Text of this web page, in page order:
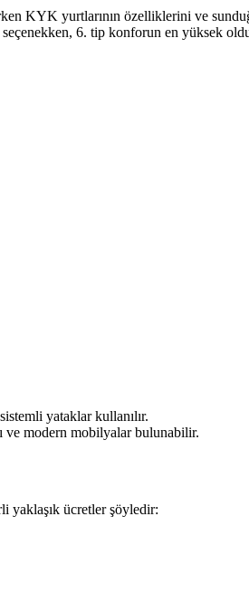
KYK yurtlarının özelliklerini ve
6. tip konforun en yüksek
yataklar kullanılır.
ve modern mobilyalar bulunabilir.
yaklaşık ücretler şöyledir: